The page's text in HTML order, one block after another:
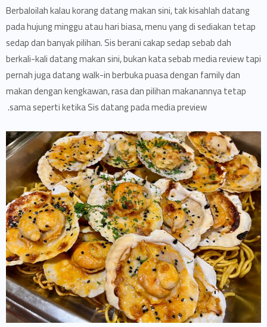
Berbaloilah kalau korang datang makan sini, tak kisahlah datang
pada hujung minggu atau hari biasa, menu yang di sediakan tetap
sedap dan banyak pilihan. Sis berani cakap sedap sebab dah
berkali-kali datang makan sini, bukan kata sebab media review tapi
pernah juga datang walk-in berbuka puasa dengan family dan
makan dengan kengkawan, rasa dan pilihan makanannya tetap
sama seperti ketika Sis datang pada media preview.